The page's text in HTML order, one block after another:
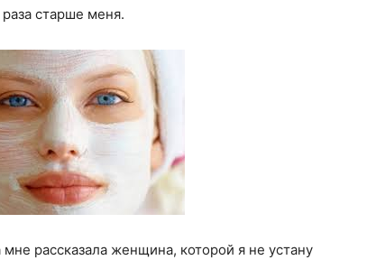
старше меня.
рассказала женщина, которой я не устану